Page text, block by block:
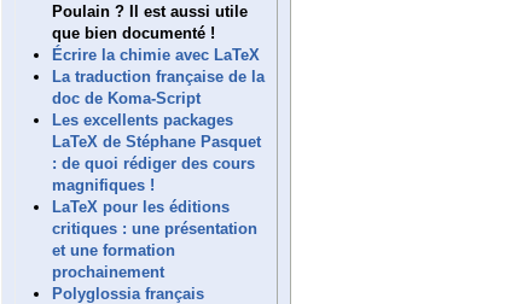
Poulain ? Il est aussi utile
que bien documenté !
Écrire la chimie avec LaTeX
La traduction française de la
doc de Koma-Script
Les excellents packages
LaTeX de Stéphane Pasquet
: de quoi rédiger des cours
magnifiques !
LaTeX pour les éditions
critiques : une présentation
et une formation
prochainement
Polyglossia français